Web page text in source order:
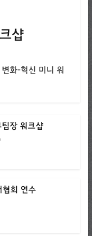
샵
화-혁신 미니 워
장 워크샵
협회 연수